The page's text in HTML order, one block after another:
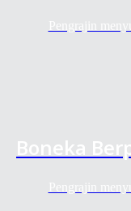
Pengrajin
Boneka
Pengrajin